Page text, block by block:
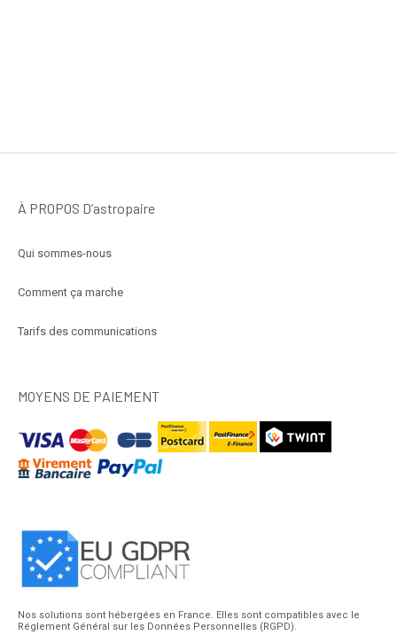
À PROPOS D’astropaire
Qui sommes-nous
Comment ça marche
Tarifs des communications
MOYENS DE PAIEMENT
Nos solutions sont hébergées en France. Elles sont compatibles avec le
Réglement Général sur les Données Personnelles (RGPD).